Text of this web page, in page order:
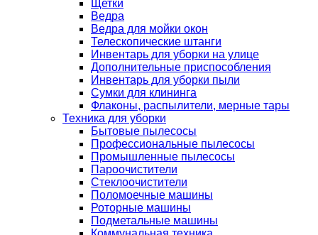
Щетки
Ведра
Ведра для мойки окон
Телескопические штанги
Инвентарь для уборки на улице
Дополнительные приспособления
Инвентарь для уборки пыли
Сумки для клининга
Флаконы, распылители, мерные тары
Техника для уборки
Бытовые пылесосы
Профессиональные пылесосы
Промышленные пылесосы
Пароочистители
Стеклоочистители
Поломоечные машины
Роторные машины
Подметальные машины